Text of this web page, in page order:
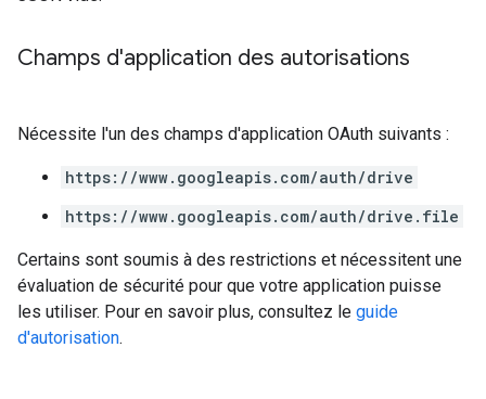
Champs d'application des autorisations
Nécessite l'un des champs d'application OAuth suivants :
https://www.googleapis.com/auth/drive
https://www.googleapis.com/auth/drive.file
Certains sont soumis à des restrictions et nécessitent une
évaluation de sécurité pour que votre application puisse
les utiliser. Pour en savoir plus, consultez le guide
d'autorisation.